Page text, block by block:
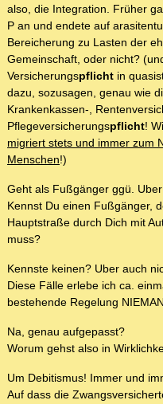
also, die Integration. Früher
P an und endete auf
Bereicherung zu Lasten der
Gemeinschaft, oder nicht?
Versicherungspflicht in
dazu, sozusagen, genau wie
Krankenkassen-,
Pflegeversicherungspflicht!
migriert stets und immer zum
Menschen!)
Geht als Fußgänger ggü.
Kennst Du einen Fußgänger,
Hauptstraße durch Dich mit
muss?
Kennste keinen? Uber auch
Diese Fälle erlebe ich ca.
bestehende Regelung
Na, genau aufgepasst?
Worum gehst also in
Um Debitismus! Immer und
Auf dass die